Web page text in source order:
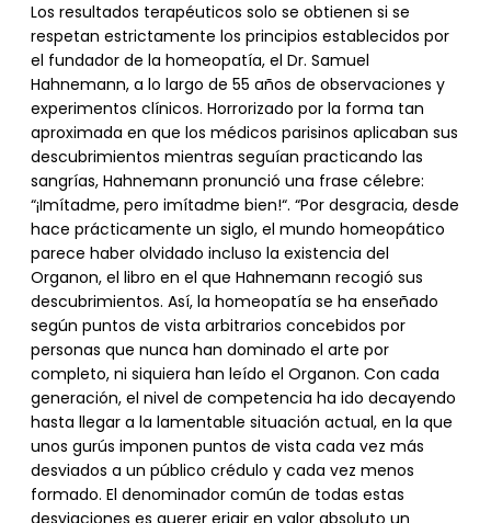
Los resultados terapéuticos solo se obtienen si se
respetan estrictamente los principios establecidos por
el fundador de la homeopatía, el Dr. Samuel
Hahnemann, a lo largo de 55 años de observaciones y
experimentos clínicos. Horrorizado por la forma tan
aproximada en que los médicos parisinos aplicaban sus
descubrimientos mientras seguían practicando las
sangrías, Hahnemann pronunció una frase célebre:
“¡Imítadme, pero imítadme bien!“. “Por desgracia, desde
hace prácticamente un siglo, el mundo homeopático
parece haber olvidado incluso la existencia del
Organon, el libro en el que Hahnemann recogió sus
descubrimientos. Así, la homeopatía se ha enseñado
según puntos de vista arbitrarios concebidos por
personas que nunca han dominado el arte por
completo, ni siquiera han leído el Organon. Con cada
generación, el nivel de competencia ha ido decayendo
hasta llegar a la lamentable situación actual, en la que
unos gurús imponen puntos de vista cada vez más
desviados a un público crédulo y cada vez menos
formado. El denominador común de todas estas